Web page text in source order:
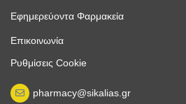
Εφημερεύοντα Φαρμακεία
Επικοινωνία
Ρυθμίσεις Cookie
pharmacy@sikalias.gr